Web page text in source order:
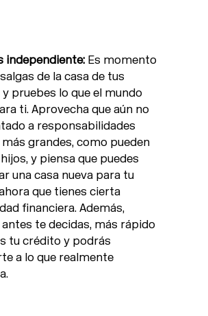
independiente: Es momento
de la casa de tus
pruebes lo que el mundo
ti. Aprovecha que aún no
a responsabilidades
grandes, como pueden
y piensa que puedes
una casa nueva para tu
que tienes cierta
financiera. Además,
te decidas, más rápido
tu crédito y podrás
a lo que realmente